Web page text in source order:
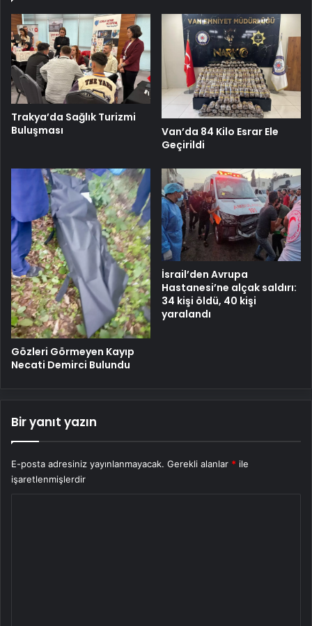
Trakya’da Sağlık Turizmi
Buluşması
Van’da 84 Kilo Esrar Ele
Geçirildi
Gözleri Görmeyen Kayıp
Necati Demirci Bulundu
İsrail’den Avrupa
Hastanesi’ne alçak saldırı:
34 kişi öldü, 40 kişi
yaralandı
Bir yanıt yazın
E-posta adresiniz yayınlanmayacak. Gerekli alanlar * ile
işaretlenmişlerdir